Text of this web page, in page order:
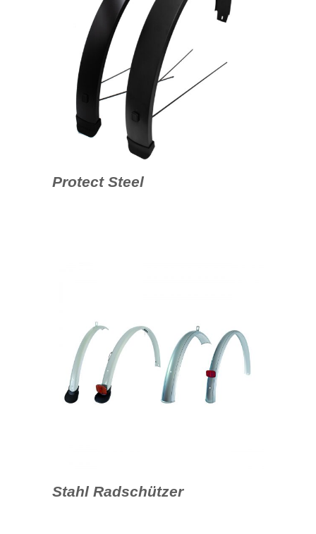
Protect Steel
Stahl Radschützer